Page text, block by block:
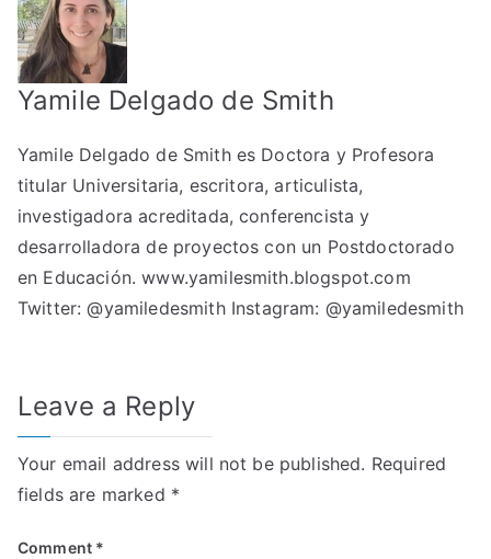
Yamile Delgado de Smith
Yamile Delgado de Smith es Doctora y Profesora
titular Universitaria, escritora, articulista,
investigadora acreditada, conferencista y
desarrolladora de proyectos con un Postdoctorado
en Educación.www.yamilesmith.blogspot.com
Twitter:@yamiledesmithInstagram: @yamiledesmith
Leave a Reply
Your email address will not be published. Required
fields are marked *
Comment *